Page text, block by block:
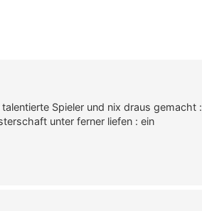
Spieler und nix draus gemacht :
unter ferner liefen : ein